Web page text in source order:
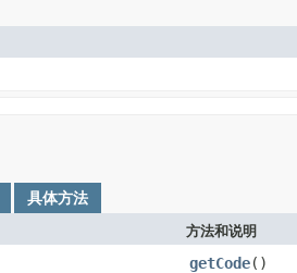
具体方法
方法和说明
getCode()